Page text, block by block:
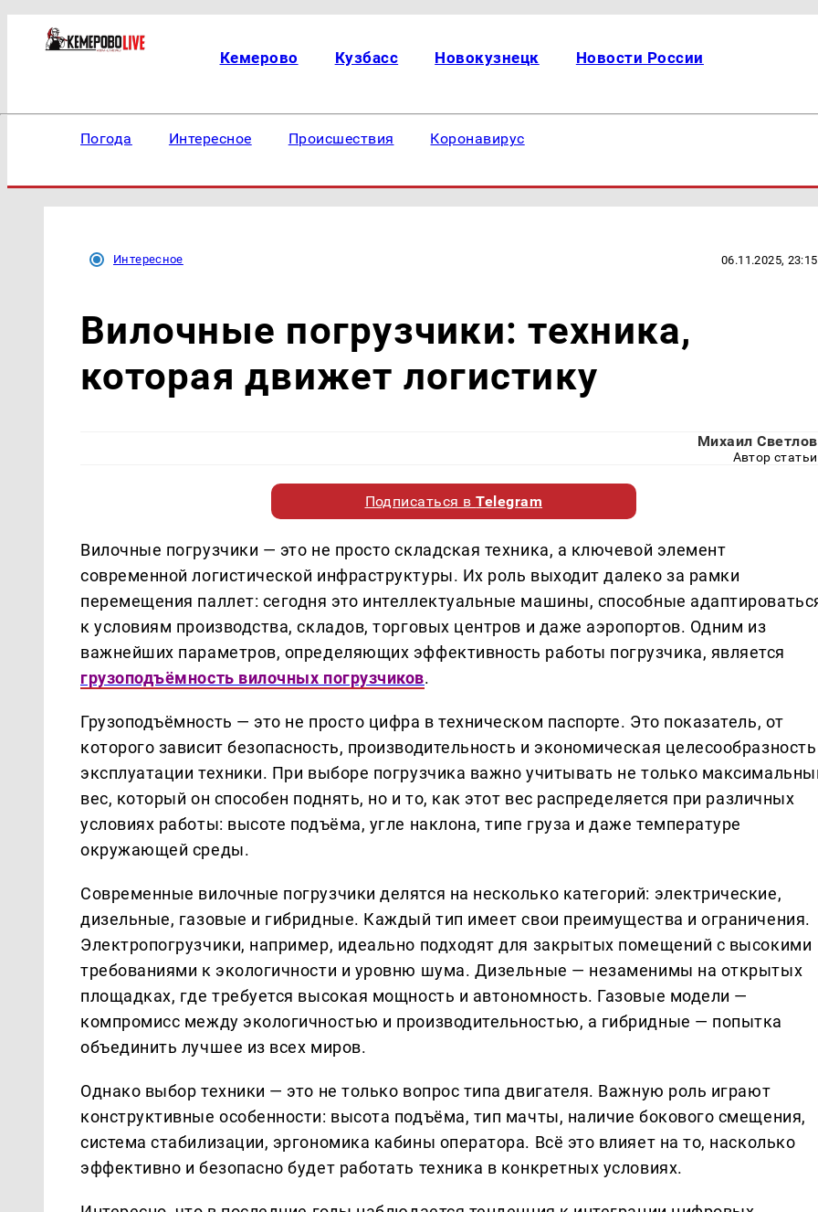
Кемерово Кузбасс Новокузнецк Новости России
Погода Интересное Происшествия Коронавирус
Интересное 06.11.2025, 23:15
Вилочные погрузчики: техника,
которая движет логистику
Михаил Светлов
Автор статьи
Подписаться вTelegram
Вилочные погрузчики — это не просто складская техника, а ключевой элемент
современной логистической инфраструктуры. Их роль выходит далеко за рамки
перемещения паллет: сегодня это интеллектуальные машины, способные
к условиям производства, складов, торговых центров и даже аэропортов. Одним из
важнейших параметров, определяющих эффективность работы погрузчика, является
грузоподъёмность вилочных погрузчиков.
Грузоподъёмность — это не просто цифра в техническом паспорте. Это показатель, от
которого зависит безопасность, производительность и экономическая целесообразность
эксплуатации техники. При выборе погрузчика важно учитывать не только
вес, который он способен поднять, но и то, как этот вес распределяется при различных
условиях работы: высоте подъёма, угле наклона, типе груза и даже температуре
окружающей среды.
Современные вилочные погрузчики делятся на несколько категорий: электрические,
дизельные, газовые и гибридные. Каждый тип имеет свои преимущества и ограничения.
Электропогрузчики, например, идеально подходят для закрытых помещений с высокими
требованиями к экологичности и уровню шума. Дизельные — незаменимы на открытых
площадках, где требуется высокая мощность и автономность. Газовые модели —
компромисс между экологичностью и производительностью, а гибридные — попытка
объединить лучшее из всех миров.
Однако выбор техники — это не только вопрос типа двигателя. Важную роль играют
конструктивные особенности: высота подъёма, тип мачты, наличие бокового смещения,
система стабилизации, эргономика кабины оператора. Всё это влияет на то, насколько
эффективно и безопасно будет работать техника в конкретных условиях.